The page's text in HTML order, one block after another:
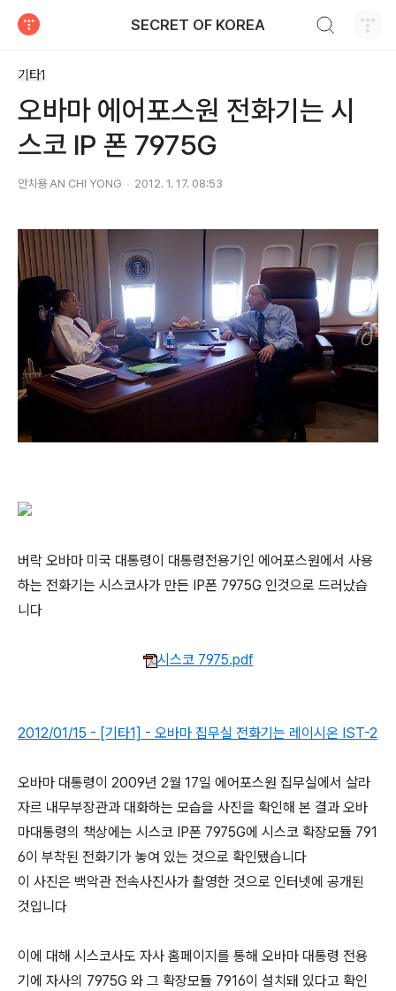
SECRET OF KOREA
기타1
오바마 에어포스원 전화기는 시
스코 IP 폰 7975G
안치용 AN CHI YONG 2012. 1. 17. 08:53
버락 오바마 미국 대통령이 대통령전용기인 에어포스원에서 사용
하는 전화기는 시스코사가 만든 IP폰 7975G 인것으로 드러났습
니다
시스코 7975.pdf
2012/01/15 - [기타1] - 오바마 집무실 전화기는 레이시온 IST-2
오바마 대통령이 2009년 2월 17일 에어포스원 집무실에서 살라
자르 내무부장관과 대화하는 모습을 사진을 확인해 본 결과 오바
마대통령의 책상에는 시스코 IP폰 7975G에 시스코 확장모듈 791
6이 부착된 전화기가 놓여 있는 것으로 확인됐습니다
이 사진은 백악관 전속사진사가 촬영한 것으로 인터넷에 공개된
것입니다
이에 대해 시스코사도 자사 홈페이지를 통해 오바마 대통령 전용
기에 자사의 7975G 와 그 확장모듈 7916이 설치돼 있다고 확인